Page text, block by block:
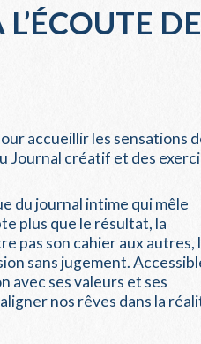
DE
accueillir les sensations
Journal créatif et des
du journal intime qui mêle
plus que le résultat, la
pas son cahier aux autres,
sans jugement.
avec ses valeurs et ses
nos rêves dans la